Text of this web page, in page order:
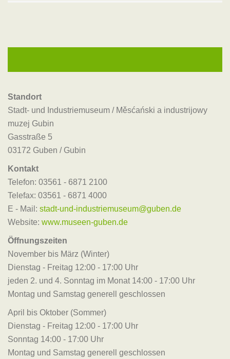
Standort
Stadt- und Industriemuseum / Měsćański a industrijowy
muzej Gubin
Gasstraße 5
03172 Guben / Gubin
Kontakt
Telefon: 03561 - 6871 2100
Telefax: 03561 - 6871 4000
E - Mail: stadt-und-industriemuseum@guben.de
Website: www.museen-guben.de
Öffnungszeiten
November bis März (Winter)
Dienstag - Freitag 12:00 - 17:00 Uhr
jeden 2. und 4. Sonntag im Monat 14:00 - 17:00 Uhr
Montag und Samstag generell geschlossen
April bis Oktober (Sommer)
Dienstag - Freitag 12:00 - 17:00 Uhr
Sonntag 14:00 - 17:00 Uhr
Montag und Samstag generell geschlossen